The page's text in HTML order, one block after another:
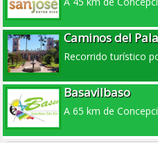
Caminos del
Recorrido turístico
Basavilbaso
A 65 km de